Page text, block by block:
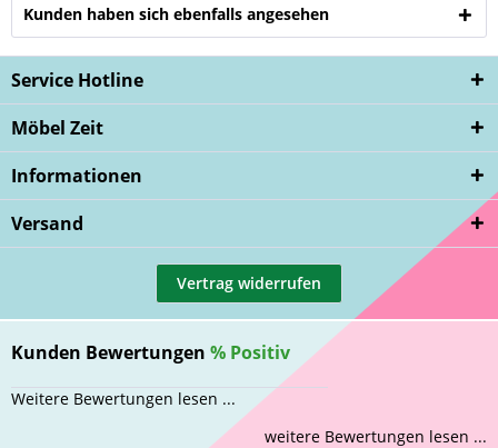
Kunden haben sich ebenfalls angesehen
Service Hotline
Möbel Zeit
Informationen
Versand
Vertrag widerrufen
Kunden Bewertungen % Positiv
Weitere Bewertungen lesen ...
weitere Bewertungen lesen ...